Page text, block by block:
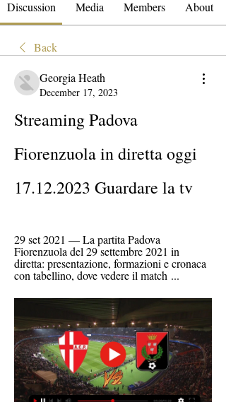
Discussion Media Members About
Back
Georgia Heath
December 17, 2023
Streaming Padova
Fiorenzuola in diretta oggi
17.12.2023 Guardare la tv
29 set 2021 — La partita Padova
Fiorenzuola del 29 settembre 2021 in
diretta: presentazione, formazioni e cronaca
con tabellino, dove vedere il match ...